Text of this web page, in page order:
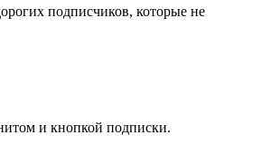
подписчиков, которые не
и кнопкой подписки.